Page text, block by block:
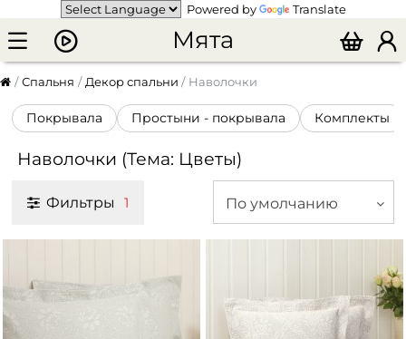
Powered by Translate
Мята
Спальня Декор спальни Наволочки
Покрывала Простыни - покрывала Комплекты
Наволочки (Тема: Цветы)
Фильтры 1 По умолчанию